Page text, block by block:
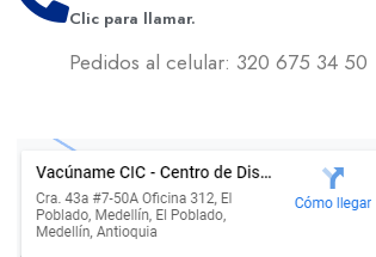
Clic para llamar.
Pedidos al celular: 320 675 34 50